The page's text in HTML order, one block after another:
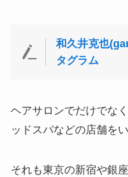
和久井克也
タグラム
ヘアサロンでだけでな
ッドスパなどの店舗を
それも東京の新宿や銀